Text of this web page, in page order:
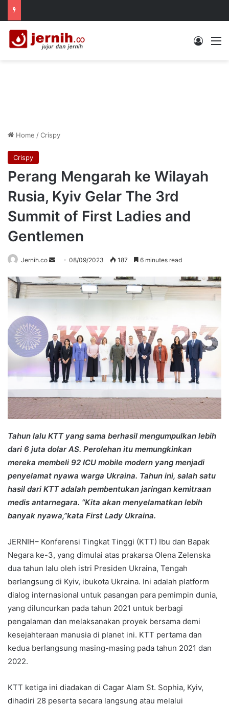
Log In
Home /Crispy
Crispy
Perang Mengarah ke Wilayah
Rusia, Kyiv Gelar The 3rd
Summit of First Ladies and
Gentlemen
Jernih.co
Send
email
08/09/2023 187 6 minutes read
Tahun lalu KTT yang sama berhasil mengumpulkan lebih
dari 6 juta dolar AS. Perolehan itu memungkinkan
mereka membeli 92 ICU mobile modern yang menjadi
penyelamat nyawa warga Ukraina. Tahun ini, salah satu
hasil dari KTT adalah pembentukan jaringan kemitraan
medis antarnegara. “Kita akan menyelamatkan lebih
banyak nyawa,”kata First Lady Ukraina.
JERNIH– Konferensi Tingkat Tinggi (KTT) Ibu dan Bapak
Negara ke-3, yang dimulai atas prakarsa Olena Zelenska
dua tahun lalu oleh istri Presiden Ukraina, Tengah
berlangsung di Kyiv, ibukota Ukraina. Ini adalah platform
dialog internasional untuk pasangan para pemimpin dunia,
yang diluncurkan pada tahun 2021 untuk berbagi
pengalaman dan melaksanakan proyek bersama demi
kesejahteraan manusia di planet ini. KTT pertama dan
kedua berlangsung masing-masing pada tahun 2021 dan
2022.
KTT ketiga ini diadakan di Cagar Alam St. Sophia, Kyiv,
dihadiri 28 peserta secara langsung atau melalui